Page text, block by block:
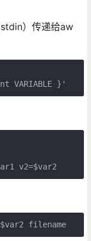
）传递给aw
VARIABLE }'
v2=$var2
filename